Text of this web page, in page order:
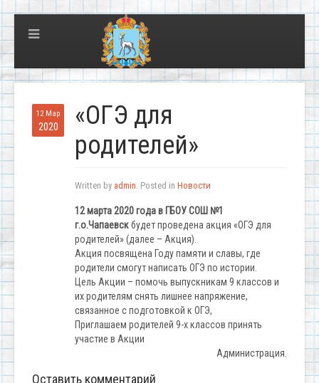
12 Мар
2020
«ОГЭ для
родителей»
Written by admin. Posted in Новости
12 марта 2020 года в ГБОУ СОШ №1
г.о.Чапаевскбудет проведена акция «ОГЭ для
родителей» (далее – Акция).
Акция посвящена Году памяти и славы, где
родители смогут написать ОГЭ по истории.
Цель Акции – помочь выпускникам 9 классов и
их родителям снять лишнее напряжение,
связанное с подготовкой к ОГЭ,
Приглашаем родителей 9-х классов принять
участие в Акции
Администрация.
Оставить комментарий